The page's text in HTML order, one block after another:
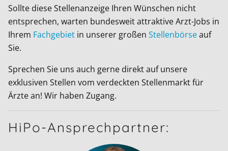
Sollte diese Stellenanzeige Ihren Wünschen nicht
entsprechen, warten bundesweit attraktive Arzt-Jobs in
Ihrem Fachgebiet in unserer großen Stellenbörseauf
Sie.
Sprechen Sie uns auch gerne direkt auf unsere
exklusiven Stellen vom verdeckten Stellenmarkt für
Ärzte an! Wir haben Zugang.
HiPo-Ansprechpartner: